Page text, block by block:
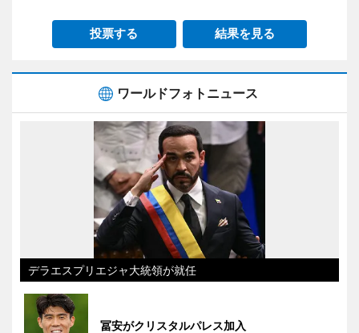
投票する 結果を見る
ワールドフォトニュース
デラエスプリエジャ大統領が就任
冨安がクリスタルパレス加入